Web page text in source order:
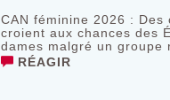
CAN féminine 2026 : Des
croient aux chances des
dames malgré un groupe
RÉAGIR